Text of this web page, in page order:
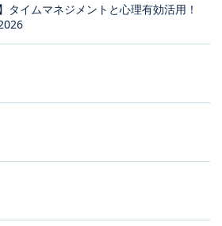
タイムマネジメントと心理有効活用！